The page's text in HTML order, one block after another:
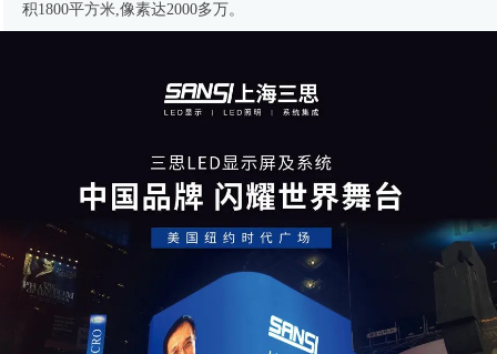
积1800平方米,像素达2000多万。